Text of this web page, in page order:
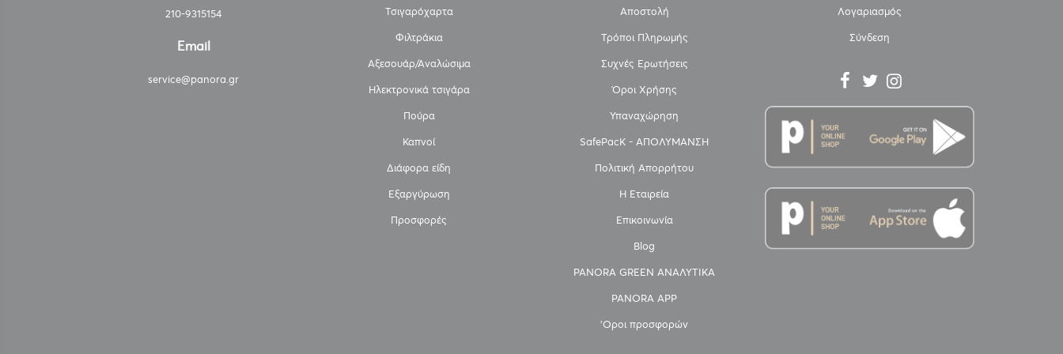
210-9315154
Email
service@panora.gr
Τσιγαρόχαρτα
Φιλτράκια
Αξεσουάρ/Αναλώσιμα
Ηλεκτρονικά τσιγάρα
Πούρα
Καπνοί
Διάφορα είδη
Εξαργύρωση
Προσφορές
Αποστολή
Τρόποι Πληρωμής
Συχνές Ερωτήσεις
Όροι Χρήσης
Υπαναχώρηση
SafePacK - ΑΠΟΛΥΜΑΝΣΗ
Πολιτική Απορρήτου
Η Εταιρεία
Επικοινωνία
Blog
PANORA GREEN ΑΝΑΛΥΤΙΚΑ
PANORA APP
'Οροι προσφορών
Λογαριασμός
Σύνδεση